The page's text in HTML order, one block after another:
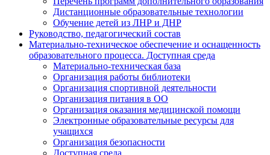
Дистанционные образовательные технологии
Обучение детей из ЛНР и ДНР
Руководство, педагогический состав
Материально-техническое обеспечение и оснащенность
образовательного процесса. Доступная среда
Материально-техническая база
Организация работы библиотеки
Организация спортивной деятельности
Организация питания в ОО
Организация оказания медицинской помощи
Электронные образовательные ресурсы для
учащихся
Организация безопасности
Доступная среда